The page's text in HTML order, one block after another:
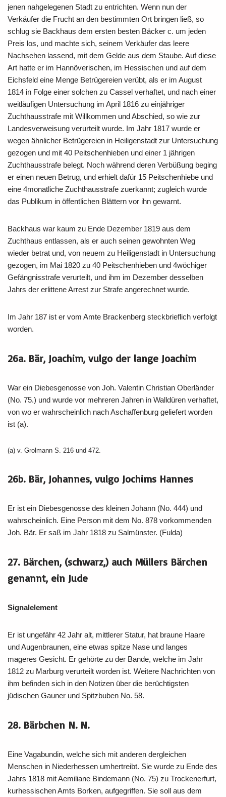
jenen nahgelegenen Stadt zu entrichten. Wenn nun der
Verkäufer die Frucht an den bestimmten Ort bringen ließ, so
schlug sie Backhaus dem ersten besten Bäcker c. um jeden
Preis los, und machte sich, seinem Verkäufer das leere
Nachsehen lassend, mit dem Gelde aus dem Staube. Auf diese
Art hatte er im Hannöverischen, im Hessischen und auf dem
Eichsfeld eine Menge Betrügereien verübt, als er im August
1814 in Folge einer solchen zu Cassel verhaftet, und nach einer
weitläufigen Untersuchung im April 1816 zu einjähriger
Zuchthausstrafe mit Willkommen und Abschied, so wie zur
Landesverweisung verurteilt wurde. Im Jahr 1817 wurde er
wegen ähnlicher Betrügereien in Heiligenstadt zur Untersuchung
gezogen und mit 40 Peitschenhieben und einer 1 jährigen
Zuchthausstrafe belegt. Noch während deren Verbüßung beging
er einen neuen Betrug, und erhielt dafür 15 Peitschenhiebe und
eine 4monatliche Zuchthausstrafe zuerkannt; zugleich wurde
das Publikum in öffentlichen Blättern vor ihn gewarnt.
Backhaus war kaum zu Ende Dezember 1819 aus dem
Zuchthaus entlassen, als er auch seinen gewohnten Weg
wieder betrat und, von neuem zu Heiligenstadt in Untersuchung
gezogen, im Mai 1820 zu 40 Peitschenhieben und 4wöchiger
Gefängnisstrafe verurteilt, und ihm im Dezember desselben
Jahrs der erlittene Arrest zur Strafe angerechnet wurde.
Im Jahr 187 ist er vom Amte Brackenberg steckbrieflich verfolgt
worden.
26a. Bär, Joachim, vulgo der lange Joachim
War ein Diebesgenosse von Joh. Valentin Christian Oberländer
(No. 75.) und wurde vor mehreren Jahren in Walldüren verhaftet,
von wo er wahrscheinlich nach Aschaffenburg geliefert worden
ist (a).
(a) v. Grolmann S. 216 und 472.
26b. Bär, Johannes, vulgo Jochims Hannes
Er ist ein Diebesgenosse des kleinen Johann (No. 444) und
wahrscheinlich. Eine Person mit dem No. 878 vorkommenden
Joh. Bär. Er saß im Jahr 1818 zu Salmünster. (Fulda)
27. Bärchen, (schwarz,) auch Müllers Bärchen
genannt, ein Jude
Signalelement
Er ist ungefähr 42 Jahr alt, mittlerer Statur, hat braune Haare
und Augenbraunen, eine etwas spitze Nase und langes
mageres Gesicht. Er gehörte zu der Bande, welche im Jahr
1812 zu Marburg verurteilt worden ist. Weitere Nachrichten von
ihm befinden sich in den Notizen über die berüchtigsten
jüdischen Gauner und Spitzbuben No. 58.
28. Bärbchen N. N.
Eine Vagabundin, welche sich mit anderen dergleichen
Menschen in Niederhessen umhertreibt. Sie wurde zu Ende des
Jahrs 1818 mit Aemiliane Bindemann (No. 75) zu Trockenerfurt,
kurhessischen Amts Borken, aufgegriffen. Sie soll aus dem